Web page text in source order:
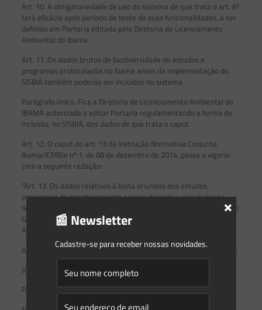
Art. 10. A obrigatoriedade de uso do sistema de que trata o art. 6º
terá eficácia após período de teste de suas funcionalidades, a ser
definido em Portaria editada pela Diretoria de Licenciamento
Ambiental do Ibama.
Art. 11. Os dados brutos de biodiversidade de estudos e
programas protocolados no Ibama antes da implementação do
SISBIA também poderão ser incluídos no sistema.
Parágrafo único. Fica a Diretoria de Licenciamento Ambiental do
IBAMA autorizada a editar Portaria regulamentando a forma de
inclusão, no SISBIA, dos dados de que trata o caput.
Art. 12. O caput do art. 13 da Instrução Normativa Conjunta
Ibama/ICMBio nº 1, de 08 de dezembro de 2014, passa a vigorar
com a seguinte redação:
“Art. 13. Os dados relativos à biota oriundos dos estudos,
programas de monitoramento e procedimentos vinculados ao
licenciamento ambiental federal serão depositados no Sistema de
Gestão de Dados de Biodiversidade para Avaliação de Impacto
Ambiental (Sisbia)”.
Art. 13. Esta Portaria entra em vigor em 01 de dezembro de 2022.
JÔNATAS SOUZA DA TRINDADE
Presidente do Ibama Substituto
📰 Newsletter
Cadastre-se para receber nossas novidades.
×